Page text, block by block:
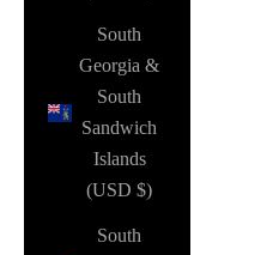
South
Georgia &
South
Sandwich
Islands
(USD $)
South